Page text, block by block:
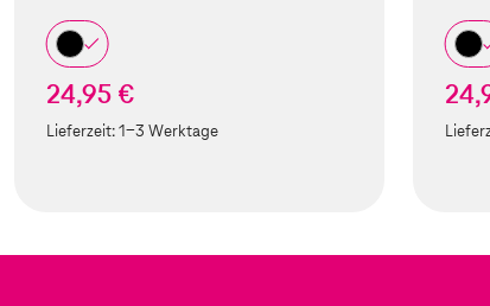
24,95 €
Lieferzeit:1-3 Werktage